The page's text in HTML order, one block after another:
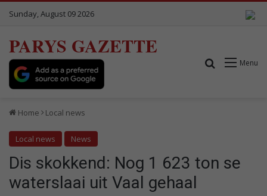
Sunday, August 09 2026
PARYS GAZETTE
Menu
Search for
Home Local news
Local news News
Dis skokkend: Nog 1 623 ton se
waterslaai uit Vaal gehaal